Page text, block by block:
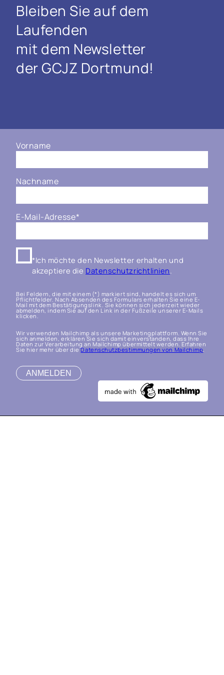
Bleiben Sie auf dem
Laufenden
mit dem Newsletter
der GCJZ Dortmund!
Vorname
Nachname
E-Mail-Adresse*
*Ich möchte den Newsletter erhalten und
akzeptiere die Datenschutzrichtlinien
Bei Feldern, die mit einem (*) markiert sind, handelt es sich um
Pflichtfelder. Nach Absenden des Formulars erhalten Sie eine E-
Mail mit dem Bestätigungslink. Sie können sich jederzeit wieder
abmelden, indem Sie auf den Link in der Fußzeile unserer E-Mails
klicken.
Wir verwenden Mailchimp als unsere Marketingplattform. Wenn Sie
sich anmelden, erklären Sie sich damit einverstanden, dass Ihre
Daten zur Verarbeitung an Mailchimp übermittelt werden. Erfahren
Sie hier mehr über dieDatenschutzbestimmungen von Mailchimp